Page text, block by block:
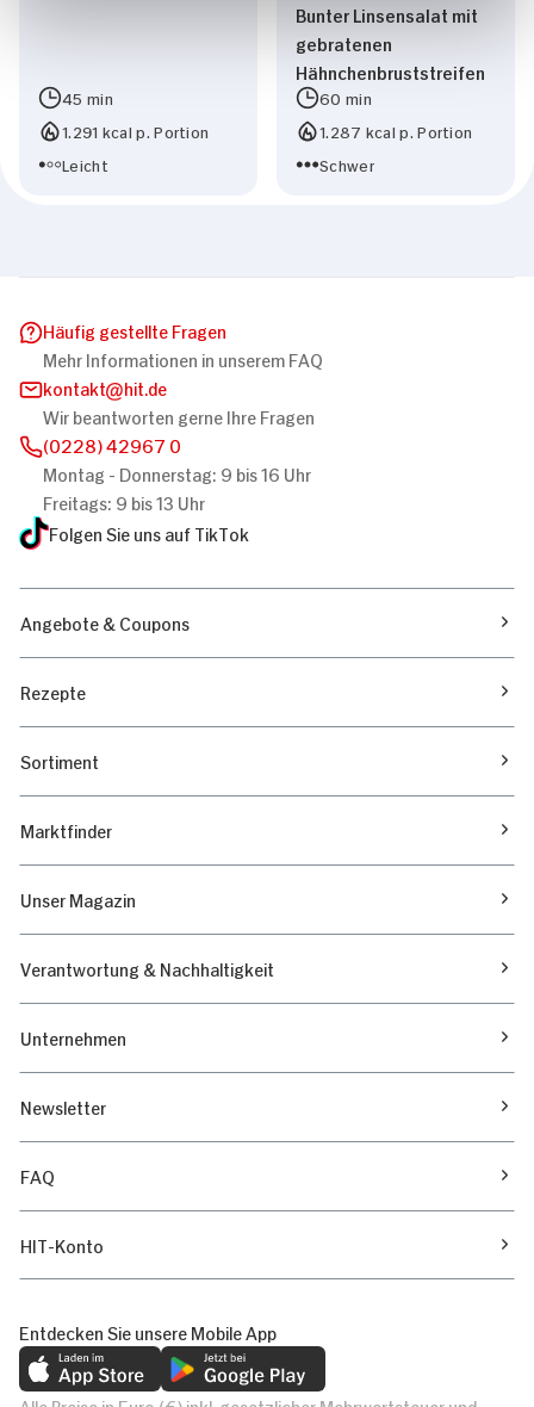
45 min
1.291 kcal p. Portion
Leicht
Bunter Linsensalat mit
gebratenen
Hähnchenbruststreifen
60 min
1.287 kcal p. Portion
Schwer
Häufig gestellte Fragen
Mehr Informationen in unserem FAQ
kontakt
hit.de
Wir beantworten gerne Ihre Fragen
(0228) 42967 0
Montag - Donnerstag: 9 bis 16 Uhr
Freitags: 9 bis 13 Uhr
Folgen Sie uns auf TikTok
Angebote & Coupons
Rezepte
Sortiment
Marktfinder
Unser Magazin
Verantwortung & Nachhaltigkeit
Unternehmen
Newsletter
FAQ
HIT-Konto
Entdecken Sie unsere Mobile App